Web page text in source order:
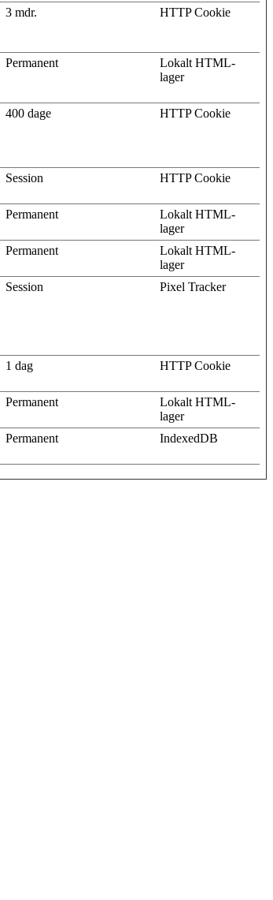
3 mdr. HTTP Cookie
Permanent
Lokalt HTML-
lager
400 dage HTTP Cookie
Session HTTP Cookie
Permanent
Lokalt HTML-
lager
Permanent
Lokalt HTML-
lager
Session Pixel Tracker
1 dag HTTP Cookie
Permanent
Lokalt HTML-
lager
Permanent IndexedDB